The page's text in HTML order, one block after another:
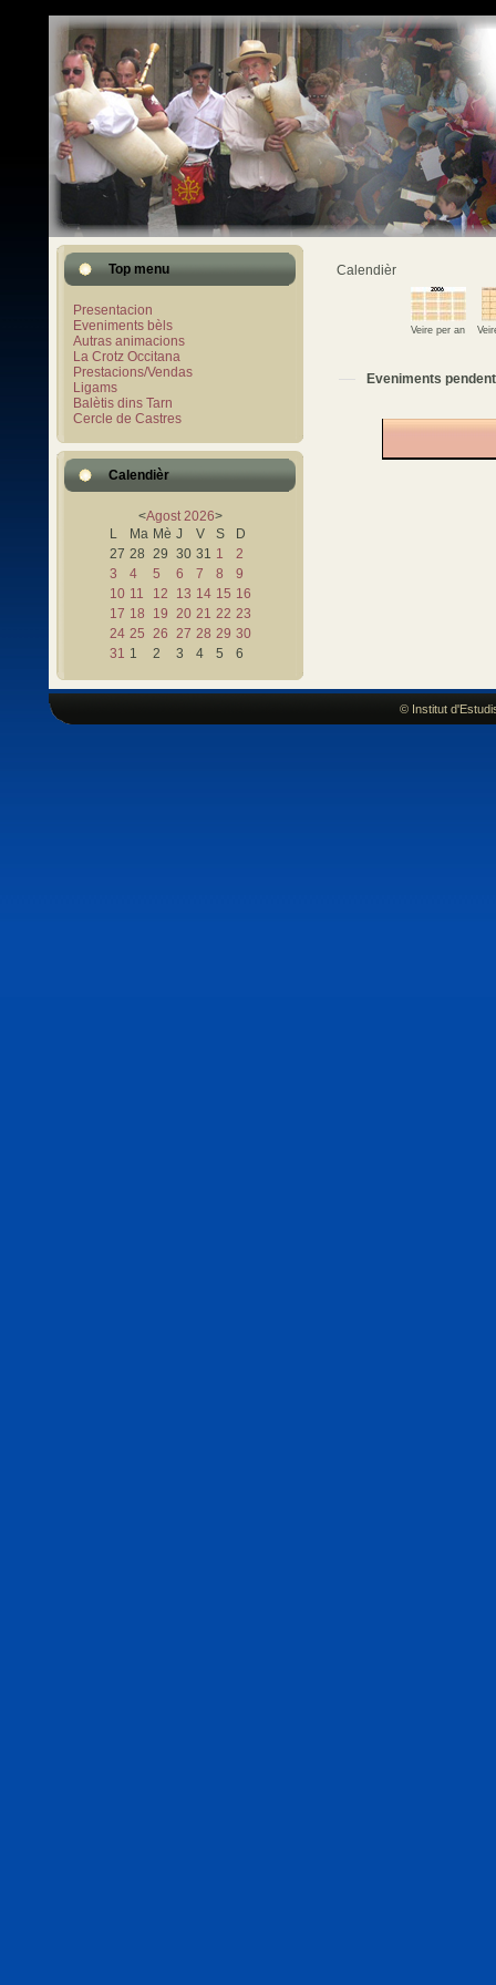
Top menu
Presentacion
Eveniments bèls
Autras animacions
La Crotz Occitana
Prestacions/Vendas
Ligams
Balètis dins Tarn
Cercle de Castres
Calendièr
<Agost 2026>
L
Ma Mè J V S
D
27 28 29 30 31 1
2
3
4 5 6 7 8
9
10 11 12 13 14 15 16
17 18 19 20 21 22 23
24 25 26 27 28 29 30
31 1 2 3 4 5 6
Calendièr
Veire per an
Eveniments pendent
© Institut